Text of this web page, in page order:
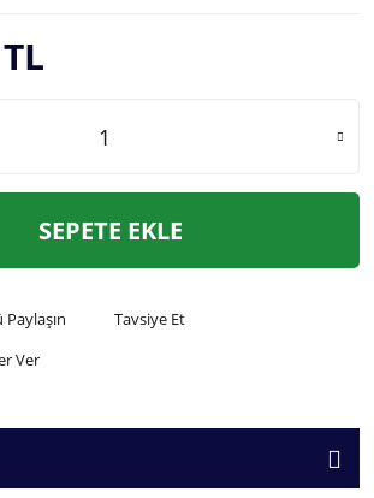
SEPETE EKLE
Tavsiye Et
Ver